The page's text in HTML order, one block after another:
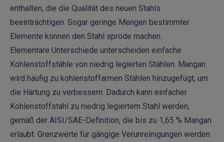
enthalten, die die Qualität des neuen Stahls
beeinträchtigen. Sogar geringe Mengen bestimmter
Elemente können den Stahl spröde machen.
Elementare Unterschiede unterscheiden einfache
Kohlenstoffstähle von niedrig legierten Stählen. Mangan
wird häufig zu kohlenstoffarmen Stählen hinzugefügt, um
die Härtung zu verbessern. Dadurch kann einfacher
Kohlenstoffstahl zu niedrig legiertem Stahl werden,
gemäß der AISI/SAE-Definition, die bis zu 1,65 % Mangan
erlaubt. Grenzwerte für gängige Verunreinigungen werden